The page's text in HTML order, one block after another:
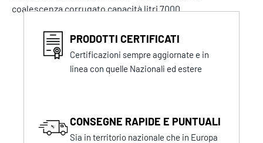
coalescenza corrugato capacità litri 7000.
PRODOTTI CERTIFICATI
Certificazioni sempre aggiornate e in
linea con quelle Nazionali ed estere
CONSEGNE RAPIDE E PUNTUALI
Sia in territorio nazionale che in Europa